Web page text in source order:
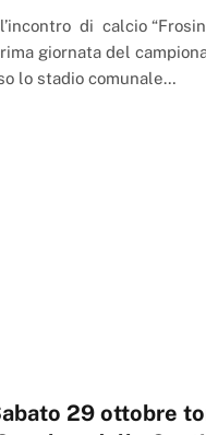
di calcio
giornata del
lo stadio comunale…
29 ottobre